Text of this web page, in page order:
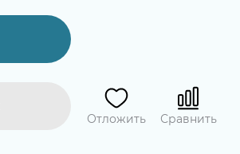
Отложить Сравнить